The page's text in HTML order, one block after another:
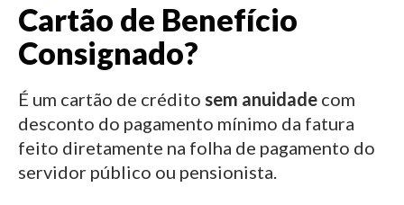
Cartão de Benefício
Consignado?
É um cartão de crédito sem anuidade com
desconto do pagamento mínimo da fatura
feito diretamente na folha de pagamento do
servidor público ou pensionista.